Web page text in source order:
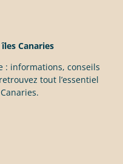
Canaries
: informations, conseils
tout l’essentiel